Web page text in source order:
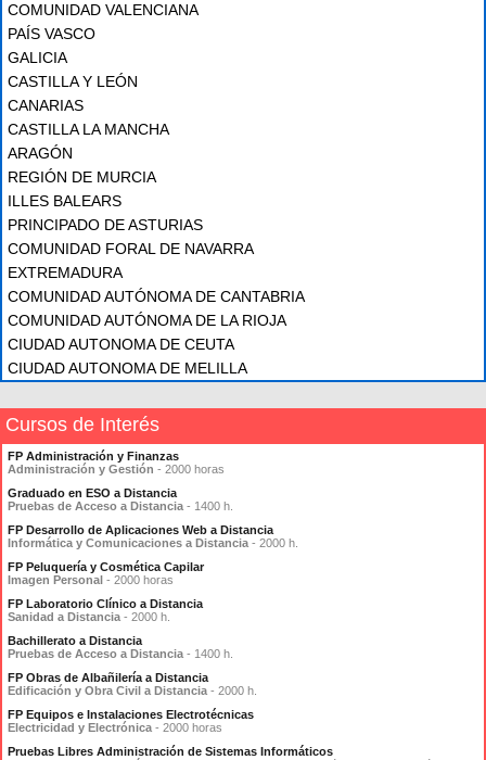
COMUNIDAD VALENCIANA
PAÍS VASCO
GALICIA
CASTILLA Y LEÓN
CANARIAS
CASTILLA LA MANCHA
ARAGÓN
REGIÓN DE MURCIA
ILLES BALEARS
PRINCIPADO DE ASTURIAS
COMUNIDAD FORAL DE NAVARRA
EXTREMADURA
COMUNIDAD AUTÓNOMA DE CANTABRIA
COMUNIDAD AUTÓNOMA DE LA RIOJA
CIUDAD AUTONOMA DE CEUTA
CIUDAD AUTONOMA DE MELILLA
Cursos de Interés
FP Administración y Finanzas
Administración y Gestión - 2000 horas
Graduado en ESO a Distancia
Pruebas de Acceso a Distancia - 1400 h.
FP Desarrollo de Aplicaciones Web a Distancia
Informática y Comunicaciones a Distancia - 2000 h.
FP Peluquería y Cosmética Capilar
Imagen Personal - 2000 horas
FP Laboratorio Clínico a Distancia
Sanidad a Distancia - 2000 h.
Bachillerato a Distancia
Pruebas de Acceso a Distancia - 1400 h.
FP Obras de Albañilería a Distancia
Edificación y Obra Civil a Distancia - 2000 h.
FP Equipos e Instalaciones Electrotécnicas
Electricidad y Electrónica - 2000 horas
Pruebas Libres Administración de Sistemas Informáticos